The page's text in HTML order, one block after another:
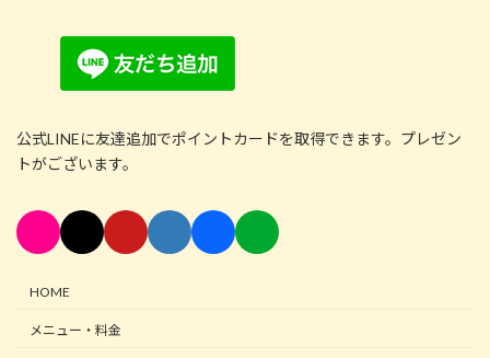
公式LINEに友達追加でポイントカードを取得できます。プレゼン
トがございます。
HOME
メニュー・料金